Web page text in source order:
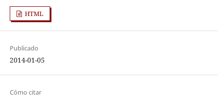
HTML
Publicado
2014-01-05
Cómo citar